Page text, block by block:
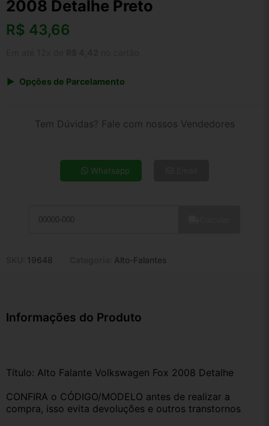
2008 Detalhe Preto
R$ 43,66
Opções de Parcelamento
9x de R$ 5,71
Tem Dúvidas? Fale com nossos Vendedores
Whatsapp
19648 Alto-Falantes
Informações do Produto
Título: Alto Falante Volkswagen Fox 2008 Detalhe
CONFIRA o CÓDIGO/MODELO antes de realizar a
compra, isso evita devoluções e outros transtornos